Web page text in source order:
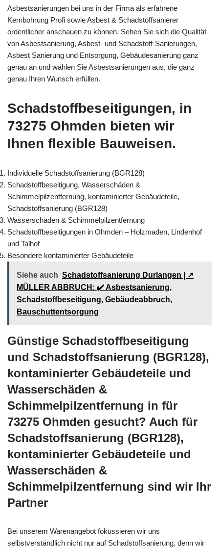
Asbestsanierungen bei uns in der Firma als erfahrene
Kernbohrung Profi sowie Asbest & Schadstoffsanierer
ordentlicher anschauen zu können. Sehen Sie sich die Qualität
von Asbestsanierung, Asbest- und Schadstoff-Sanierungen,
Asbest Sanierung und Entsorgung, Gebäudesanierung ganz
genau an und wählen Sie Asbestsanierungen aus, die ganz
genau Ihren Wunsch erfüllen.
Schadstoffbeseitigungen, in
73275 Ohmden bieten wir
Ihnen flexible Bauweisen.
Individuelle Schadstoffsanierung (BGR128)
Schadstoffbeseitigung, Wasserschäden &
Schimmelpilzentfernung, kontaminierter Gebäudeteile,
Schadstoffsanierung (BGR128)
Wasserschäden & Schimmelpilzentfernung
Schadstoffbeseitigungen in Ohmden – Holzmaden, Lindenhof
und Talhof
Besondere kontaminierter Gebäudeteile
Siehe auch Schadstoffsanierung Durlangen | ↗️
MÜLLER ABBRUCH: ✔️ Asbestsanierung,
Schadstoffbeseitigung, Gebäudeabbruch,
Bauschuttentsorgung
Günstige Schadstoffbeseitigung
und Schadstoffsanierung (BGR128),
kontaminierter Gebäudeteile und
Wasserschäden &
Schimmelpilzentfernung in für
73275 Ohmden gesucht? Auch für
Schadstoffsanierung (BGR128),
kontaminierter Gebäudeteile und
Wasserschäden &
Schimmelpilzentfernung sind wir Ihr
Partner
Bei unserem Warenangebot fokussieren wir uns
selbstverständlich nicht nur auf Schadstoffsanierung, denn wir